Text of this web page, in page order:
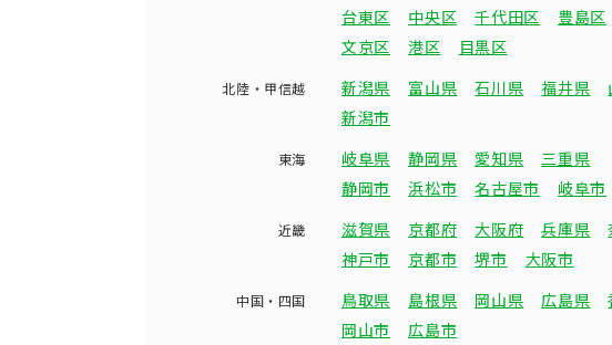
台東区
中央区 千代田区 豊島区
文京区
港区 目黒区
北陸・甲信越 新潟県 富山県 石川県 福井県
新潟市
東海 岐阜県 静岡県 愛知県
三重県
静岡市
浜松市 名古屋市 岐阜市
近畿 滋賀県 京都府 大阪府 兵庫県
神戸市
京都市 堺市 大阪市
中国・四国 鳥取県 島根県 岡山県 広島県
岡山市
広島市